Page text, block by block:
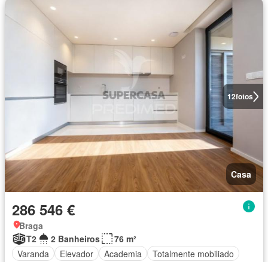
12fotos
Casa
286 546 €
Braga
T2
2 Banheiros
76 m²
Varanda
Elevador Academia Totalmente mobiliado